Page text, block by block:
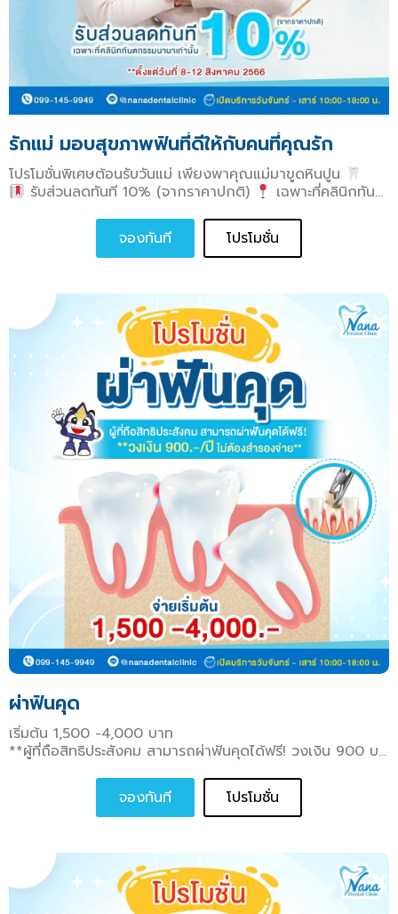
รักแม่ มอบสุขภาพฟันที่ดีให้กับคนที่คุณรัก
โปรโมชั่นพิเศษต้อนรับวันแม่ เพียงพาคุณแม่มาขูดหินปูน
รับส่วนลดทันที 10% (จากราคาปกติ)
เฉพาะที่คลินิกทันตกรรมนานาเท่านั้น
จองทันที โปรโมชั่น
ผ่าฟันคุด
เริ่มต้น 1,500 -4,000 บาท
**ผู้ที่ถือสิทธิประสังคม สามารถผ่าฟันคุดได้ฟรี! วงเงิน 900 บาทต่อปี ไม่ต้องสำรองจ่าย**
จองทันที โปรโมชั่น